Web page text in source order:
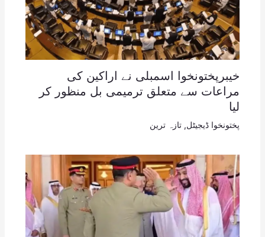
خیبرپختونخوا اسمبلی نے اراکین کی
مراعات سے متعلق ترمیمی بل منظور کر
لیا
پختونخوا ڈیجیٹل تازہ ترین